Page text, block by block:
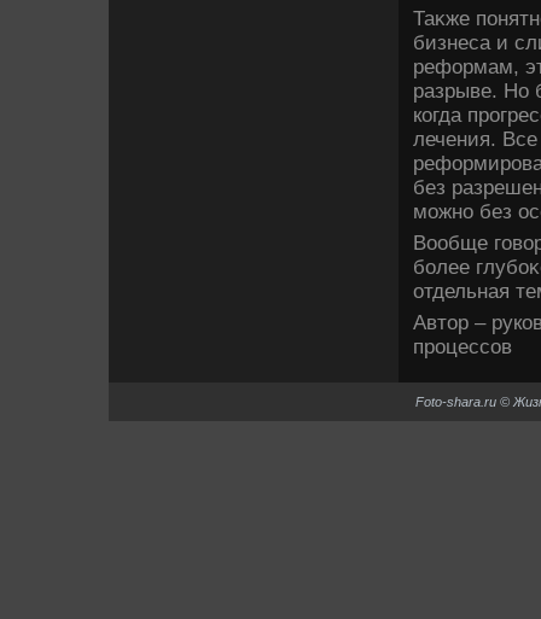
Таκже
бизнеса и
реформам,
разрыве. Но
когда
лечения.
без
можно без
Вообще
более
отдельная
Автοр –
процессов
Foto-shara.ru ©